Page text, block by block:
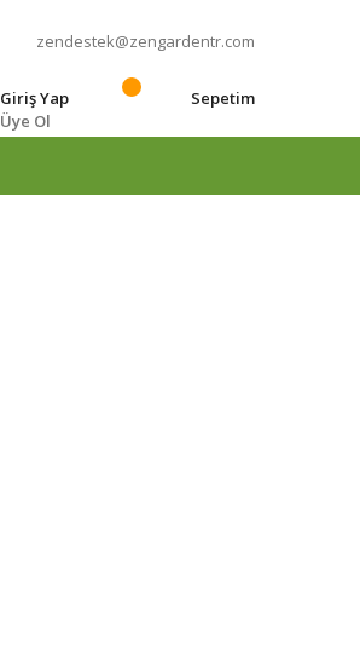
zendestek@zengardentr.com
Giriş Yap
Üye Ol
Sepetim